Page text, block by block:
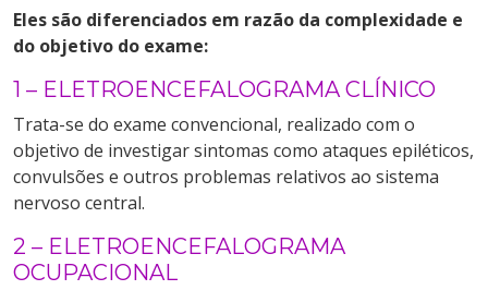
Eles são diferenciados em razão da complexidade e
do objetivo do exame:
1 – ELETROENCEFALOGRAMA CLÍNICO
Trata-se do exame convencional, realizado com o
objetivo de investigar sintomas como ataques epiléticos,
convulsões e outros problemas relativos ao sistema
nervoso central.
2 – ELETROENCEFALOGRAMA
OCUPACIONAL